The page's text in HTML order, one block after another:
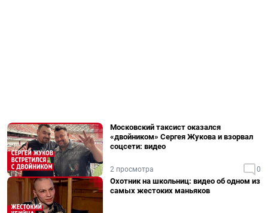
Московский таксист оказался
«двойником» Сергея Жукова и взорвал
соцсети: видео
2 просмотра 0
Охотник на школьниц: видео об одном из
самых жестоких маньяков